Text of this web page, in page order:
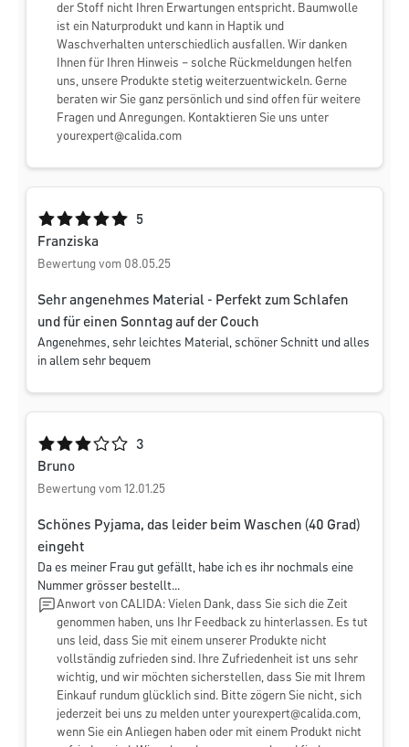
der Stoff nicht Ihren Erwartungen entspricht. Baumwolle
ist ein Naturprodukt und kann in Haptik und
Waschverhalten unterschiedlich ausfallen. Wir danken
Ihnen für Ihren Hinweis – solche Rückmeldungen helfen
uns, unsere Produkte stetig weiterzuentwickeln. Gerne
beraten wir Sie ganz persönlich und sind offen für weitere
Fragen und Anregungen. Kontaktieren Sie uns unter
yourexpert@calida.com
Durchschnittliche Bewertung von 5 von 5 Sternen
5
Franziska
Bewertung vom 08.05.25
Sehr angenehmes Material - Perfekt zum Schlafen
und für einen Sonntag auf der Couch
Angenehmes, sehr leichtes Material, schöner Schnitt und alles
in allem sehr bequem
Durchschnittliche Bewertung von 3 von 5 Sternen
3
Bruno
Bewertung vom 12.01.25
Schönes Pyjama, das leider beim Waschen (40 Grad)
eingeht
Da es meiner Frau gut gefällt, habe ich es ihr nochmals eine
Nummer grösser bestellt...
Anwort von CALIDA: Vielen Dank, dass Sie sich die Zeit
genommen haben, uns Ihr Feedback zu hinterlassen. Es tut
uns leid, dass Sie mit einem unserer Produkte nicht
vollständig zufrieden sind. Ihre Zufriedenheit ist uns sehr
wichtig, und wir möchten sicherstellen, dass Sie mit Ihrem
Einkauf rundum glücklich sind. Bitte zögern Sie nicht, sich
jederzeit bei uns zu melden unter yourexpert@calida.com,
wenn Sie ein Anliegen haben oder mit einem Produkt nicht